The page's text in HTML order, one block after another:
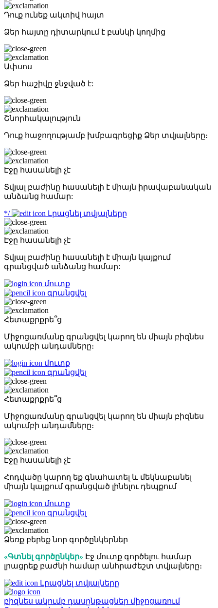
Դուք ունեք ակտիվ հայտ
Ձեր հայտը դիտարկում է բանկի կողմից
Ափսոս
Ձեր հաշիվը ջնջված է:
Շնորհակալություն
Դուք հաջողությամբ խմբագրեցիք Ձեր տվյալները։
Էջը հասանելի չէ
Տվյալ բաժինը հասանելի է միայն իրավաբանական
անձանց համար:
*/ Լրացնել տվյալները
Էջը հասանելի չէ
Տվյալ բաժինը հասանելի է միայն կայքում
գրանցված անձանց համար:
մուտք
գրանցվել
Հետաքրքրե՞ց
Միջոցառմանը գրանցվել կարող են միայն բիզնես
ակումբի անդամները։
մուտք
գրանցվել
Հետաքրքրե՞ց
Միջոցառմանը գրանցվել կարող են միայն բիզնես
ակումբի անդամները։
Էջը հասանելի չէ
Հոդվածը կարող եք գնահատել և մեկնաբանել
միայն կայքում գրանցված լինելու դեպքում
մուտք
գրանցվել
Ձեռք բերեք նոր գործընկերներ
«Գտնել գործընկեր» Էջ մուտք գործելու համար
լրացրեք բաժնի համար անհրաժեշտ տվյալները։
Լրացնել տվյալները
բիզնես ակումբ դասընթացներ միջոցառում